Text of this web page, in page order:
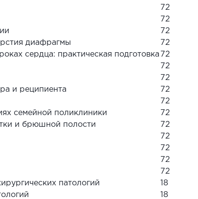
72
72
72
диафрагмы
72
сердца: практическая подготовка 72
72
72
и реципиента
72
72
семейной поликлиники
72
и брюшной полости
72
72
72
72
72
патологий
18
18